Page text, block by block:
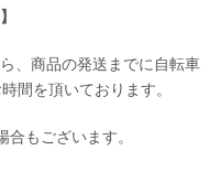
、商品の発送までに自転車
間を頂いております。
もございます。